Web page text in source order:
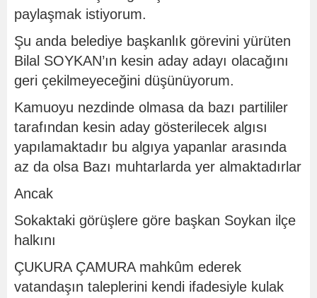
paylaşmak istiyorum.
Şu anda belediye başkanlık görevini yürüten
Bilal SOYKAN’ın kesin aday adayı olacağını
geri çekilmeyeceğini düşünüyorum.
Kamuoyu nezdinde olmasa da bazı partililer
tarafından kesin aday gösterilecek algısı
yapılamaktadır bu algıya yapanlar arasında
az da olsa Bazı muhtarlarda yer almaktadırlar
Ancak
Sokaktaki görüşlere göre başkan Soykan ilçe
halkını
ÇUKURA ÇAMURA mahkûm ederek
vatandaşın taleplerini kendi ifadesiyle kulak